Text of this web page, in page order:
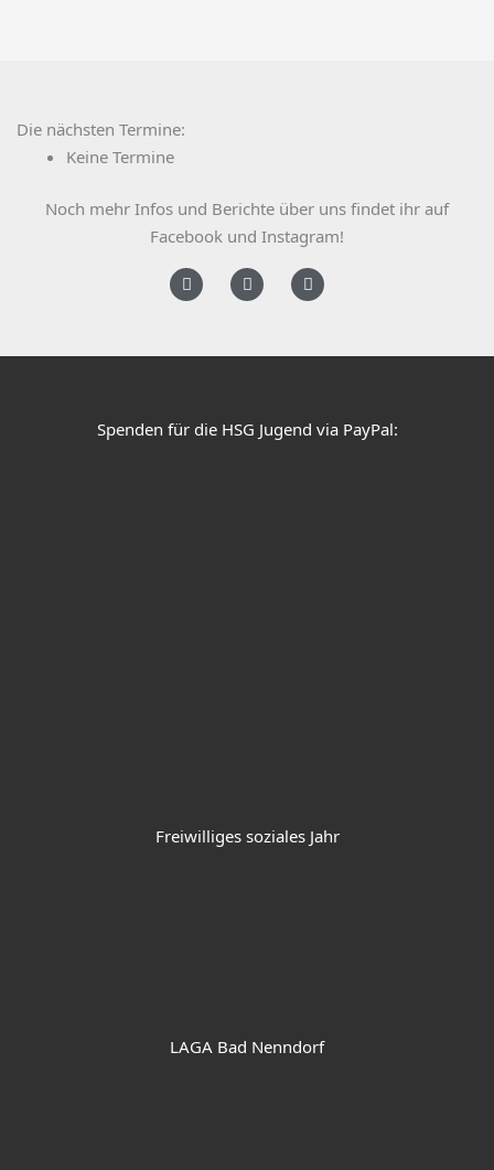
Die nächsten Termine:
Keine Termine
Noch mehr Infos und Berichte über uns findet ihr auf
Facebook und Instagram!
F
e
k
I
t
a
m
Y
t
Spenden für die HSG Jugend via PayPal:
Freiwilliges soziales Jahr
LAGA Bad Nenndorf